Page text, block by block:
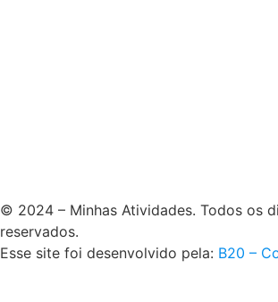
© 2024 – Minhas Atividades. Todos os
reservados.
Esse site foi desenvolvido pela: B20 –